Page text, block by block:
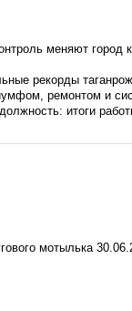
меняют город
рекорды
ремонтом и
итоги
мотылька